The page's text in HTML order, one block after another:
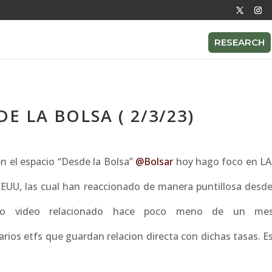
RESEARCH
LA BOLSA ( 2/3/23)
el espacio “Desde la Bolsa” @Bolsar hoy hago foco en
las cual han reaccionado de manera puntillosa
video relacionado hace poco meno de un
etfs que guardan relacion directa con dichas tasas.